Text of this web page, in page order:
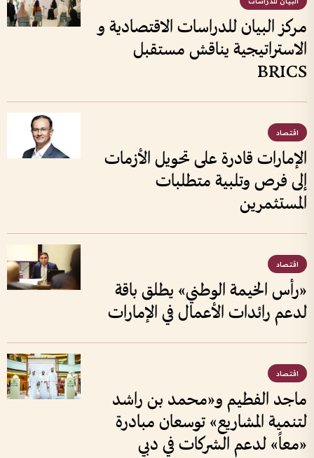
مركز البيان للدراسات الاقتصادية و
الاستراتيجية يناقش مستقبل
BRICS
اقتصاد
الإمارات قادرة على تحويل الأزمات
إلى فرص وتلبية متطلبات
المستثمرين
اقتصاد
«رأس الخيمة الوطني» يطلق باقة
لدعم رائدات الأعمال في الإمارات
اقتصاد
ماجد الفطيم و«محمد بن راشد
لتنمية المشاريع» توسعان مبادرة
«معاً» لدعم الشركات في دبي